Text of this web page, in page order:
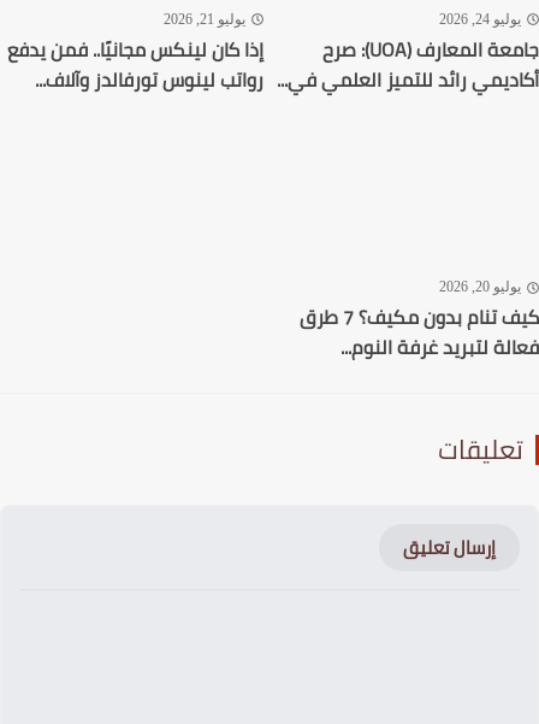
24, 2026
جامعة المعارف (UOA): صرح
رائد للتميز العلمي في...
يوليو 21, 2026
إذا كان لينكس مجانيًا.. فمن يدفع
رواتب لينوس تورفالدز وآلاف...
20, 2026
كيف تنام بدون مكيف؟ 7 طرق
لتبريد غرفة النوم...
إرسال تعليق